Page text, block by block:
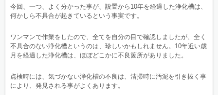
今回、一つ、よく分かった事が、設置から10年を経過した浄化槽は、
何かしら不具合が起きているという事実です。
ワンマンで作業をしたので、全てを自分の目で確認しましたが、全く
不具合のない浄化槽というのは、珍しいかもしれません。10年近い歳
月を経過した浄化槽は、ほぼどこかに不良箇所がありました。
点検時には、気づかない浄化槽の不良は、清掃時に汚泥を引き抜く事
により、発見される事がよくあります。